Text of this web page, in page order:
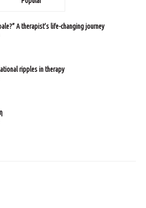
A therapist’s life-changing journey
ripples in therapy